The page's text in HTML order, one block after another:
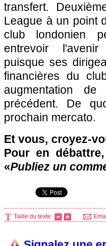
transfert.
League à un point
club londonien
entrevoir l'avenir
puisque ses
financières du
augmentation
précédent. De
prochain mercato.
Et vous, croyez-
Pour en
«Publiez un
Taille du texte: